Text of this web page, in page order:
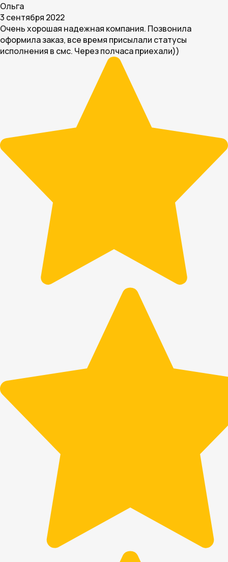
Ольга
3 сентября 2022
Очень хорошая надежная компания. Позвонила
оформила заказ, все время присылали статусы
исполнения в смс. Через полчаса приехали))